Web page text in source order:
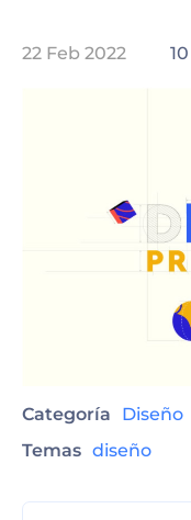
22 Feb 2022
Categoría
Diseño
Temas diseño